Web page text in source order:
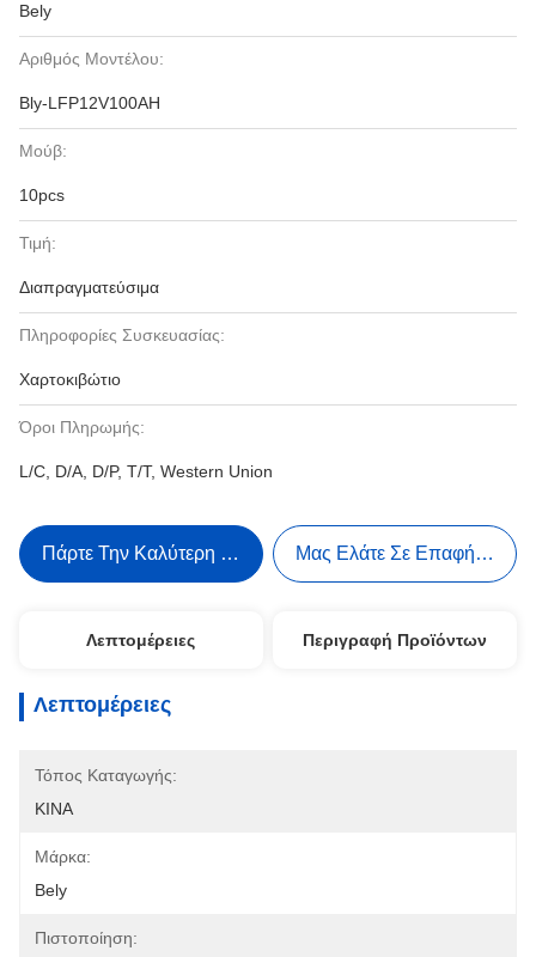
Bely
Αριθμός Μοντέλου:
Bly-LFP12V100AH
Μούβ:
10pcs
Τιμή:
Διαπραγματεύσιμα
Πληροφορίες Συσκευασίας:
Χαρτοκιβώτιο
Όροι Πληρωμής:
L/C, D/A, D/P, T/T, Western Union
Πάρτε Την Καλύτερη Τιμή Μας Ελάτε Σε Επαφή Με
Λεπτομέρειες Περιγραφή Προϊόντων
Λεπτομέρειες
Τόπος Καταγωγής:
ΚΙΝΑ
Μάρκα:
Bely
Πιστοποίηση: